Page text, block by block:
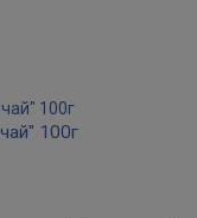
100г